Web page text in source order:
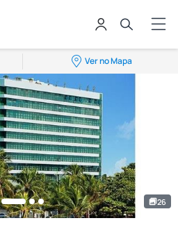
Ver no Mapa
26